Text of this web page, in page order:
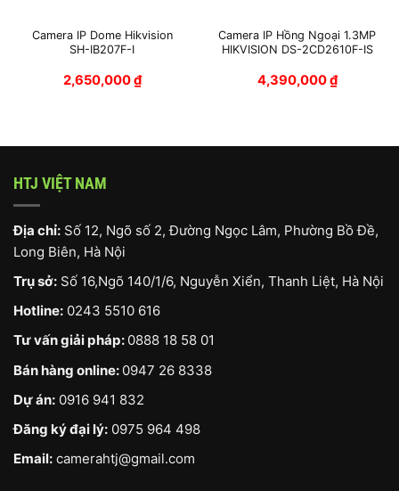
Camera IP Dome Hikvision
SH-IB207F-I
2,650,000₫
Camera IP Hồng Ngoại 1.3MP
HIKVISION DS-2CD2610F-IS
4,390,000₫
HTJ VIỆT NAM
Địa chỉ: Số 12, Ngõ số 2, Đường Ngọc Lâm, Phường Bồ Đề,
Long Biên, Hà Nội
Trụ sở: Số 16,Ngõ 140/1/6, Nguyễn Xiển, Thanh Liệt, Hà Nội
Hotline: 0243 5510 616
Tư vấn giải pháp: 0888 18 58 01
Bán hàng online: 0947 26 8338
Dự án: 0916 941 832
Đăng ký đại lý: 0975 964 498
Email: camerahtj@gmail.com